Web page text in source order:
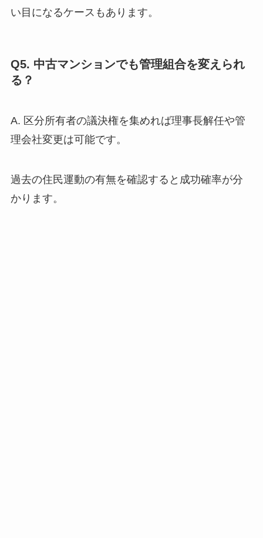
い目になるケースもあります。
Q5. 中古マンションでも管理組合を変えられ
る？
A. 区分所有者の議決権を集めれば理事長解任や管
理会社変更は可能です。
過去の住民運動の有無を確認すると成功確率が分
かります。